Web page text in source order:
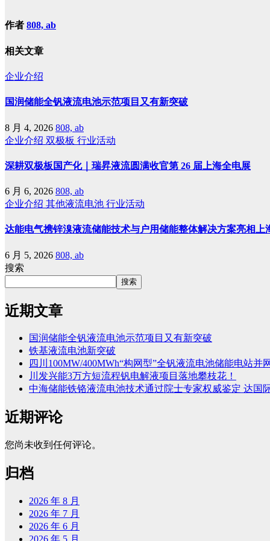
作者 808, ab
相关文章
企业介绍
国润储能全钒液流电池示范项目又有新突破
8 月 4, 2026 808, ab
企业介绍 双极板 行业活动
深耕双极板国产化｜瑞昇液流圆满收官第 26 届上海全电展
6 月 6, 2026 808, ab
企业介绍 其他液流电池 行业活动
达能电气携锌溴液流储能技术与户用储能整体解决方案亮相上
6 月 5, 2026 808, ab
搜索
搜索
近期文章
国润储能全钒液流电池示范项目又有新突破
铁基液流电池新突破
四川100MW/400MWh“构网型”全钒液流电池储能电站并网
川发兴能3万方短流程钒电解液项目落地攀枝花！
中海储能铁铬液流电池技术通过院士专家权威鉴定 达国
近期评论
您尚未收到任何评论。
归档
2026 年 8 月
2026 年 7 月
2026 年 6 月
2026 年 5 月